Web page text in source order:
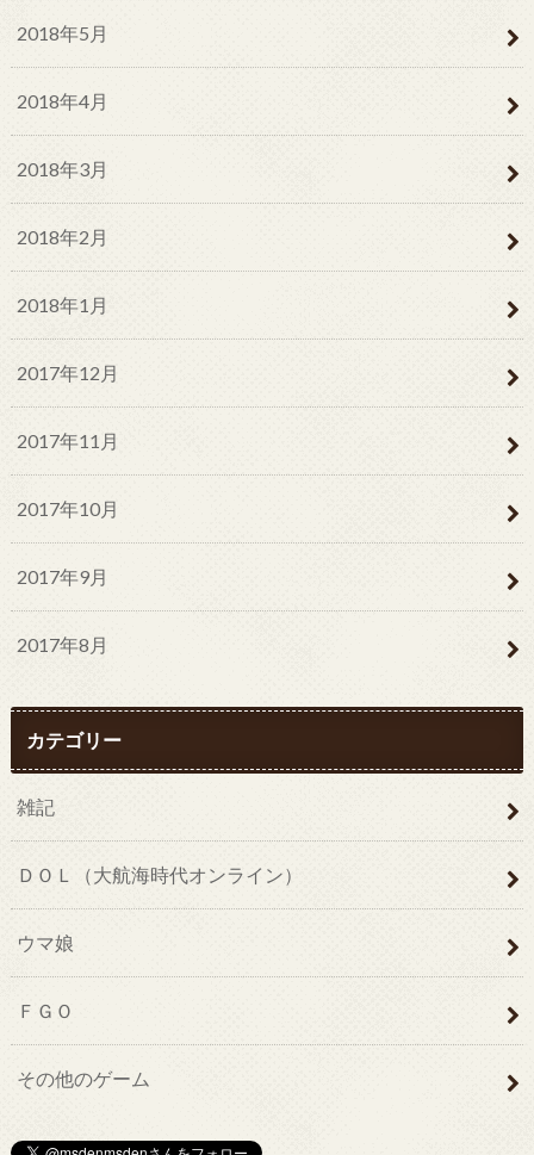
2018年5月
2018年4月
2018年3月
2018年2月
2018年1月
2017年12月
2017年11月
2017年10月
2017年9月
2017年8月
カテゴリー
雑記
ＤＯＬ（大航海時代オンライン）
ウマ娘
ＦＧＯ
その他のゲーム